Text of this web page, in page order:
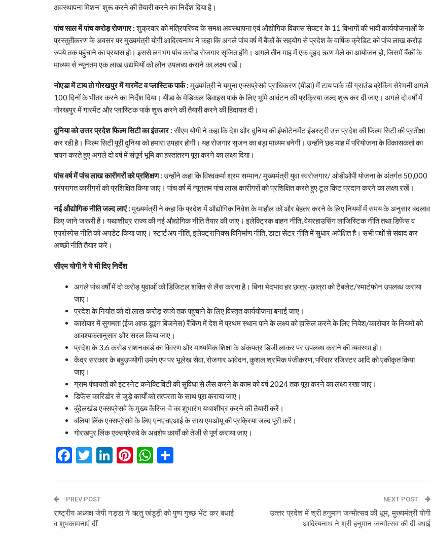
अवस्थापना मिशन’ शुरू करने की तैयारी करने का निर्देश दिया है।
पांच साल में पांच करोड़ रोजगार :शुक्रवार को मंत्रिपरिषद के समक्ष अवस्थापना एवं औद्योगिक विकास सेक्टर के 11 विभागों की भावी कार्ययोजनाओं के
प्रस्तुतीकरण के अवसर पर मुख्यमंत्री योगी आदित्यनाथ ने कहा कि अगले पांच वर्ष में बैंकों के सहयोग से प्रदेश के वार्षिक क्रेडिट को पांच लाख करोड़
रुपये तक पहुंचाने का प्रयास हो। इससे लगभग पांच करोड़ रोजगार सृजित होंगे। अगले तीन माह में एक वृहद ऋण मेले का आयोजन हो, जिसमें बैंकों के
माध्यम से न्यूनतम एक लाख उद्यमियों को लोन उपलब्ध कराने का लक्ष्य रखें।
नोएडा में टाय तो गोरखपुर में गारमेंट व प्लास्टिक पार्क :मुख्यमंत्री ने यमुना एक्सप्रेसवे प्राधिकरण (यीडा) में टाय पार्क की ग्राउंड ब्रेकिंग सेरेमनी अगले
100 दिनों के भीतर करने का निर्देश दिया। यीडा के मेडिकल डिवाइस पार्क के लिए भूमि आवंटन की प्रक्रिया जल्द शुरू कर दी जाए। अगले दो वर्षों में
गोरखपुर में गारमेंट और प्लास्टिक पार्क शुरू करने की तैयारी करने की हिदायत दी।
दुनिया को उत्तर प्रदेश फिल्म सिटी का इंतजार :सीएम योगी ने कहा कि देश और दुनिया की इंफोटेनमेंट इंडस्ट्री उत्त प्रदेश की फिल्म सिटी की प्रतीक्षा
कर रही है। फिल्म सिटी पूरी दुनिया को हमारा उपहार होगी। यह रोजगार सृजन का बड़ा माध्यम बनेगी। उन्होंने छह माह में परियोजना के विकासकर्ता का
चयन करते हुए अगले दो वर्ष में संपूर्ण भूमि का हस्तांतरण पूरा करने का लक्ष्य दिया।
पांच वर्ष में पांच लाख कारीगरों को प्रशिक्षण :उन्होंने कहा कि विश्वकर्मा श्रम सम्मान/ मुख्यमंत्री युवा स्वरोजगार/ ओडीओपी योजना के अंतर्गत 50,000
परंपरागत कारीगरों को प्रशिक्षित किया जाए। पांच वर्ष में न्यूनतम पांच लाख कारीगरों को प्रशिक्षित करते हुए टूल किट प्रदान करने का लक्ष्य रखें।
नई औद्योगिक नीति जल्द लाएं :मुख्यमंत्री ने कहा कि प्रदेश में औद्योगिक निवेश के माहौल को और बेहतर करने के लिए नियमों में समय के अनुसार बदलाव
किए जाने जरूरी हैं। यथाशीघ्र राज्य की नई औद्योगिक नीति तैयार की जाए। इलेक्ट्रिक वाहन नीति, वेयरहाउसिंग लाजिस्टिक नीति तथा डिफेंस व
एयरोस्पेस नीति को अपडेट किया जाए। स्टार्टअप नीति, इलेक्ट्रानिक्स विनिर्माण नीति, डाटा सेंटर नीति में सुधार अपेक्षित है। सभी पक्षों से संवाद कर
अच्छी नीति तैयार करें।
सीएम योगी ने ये भी दिए निर्देश
अगले पांच वर्षों में दो करोड़ युवाओं को डिजिटल शक्ति से लैस करना है। बिना भेदभाव हर छात्र-छात्रा को टैबलेट/स्मार्टफोन उपलब्ध कराया
जाए।
प्रदेश के निर्यात को दो लाख करोड़ रुपये तक पहुंचाने के लिए विस्तृत कार्ययोजना बनाई जाए।
कारोबार में सुगमता (ईज आफ डूइंग बिजनेस) रैंकिंग में देश में प्रथम स्थान पाने के लक्ष्य को हासिल करने के लिए निवेश/कारोबार के नियमों को
आवश्यकतानुसार और सरल किया जाए।
प्रदेश के 3.6 करोड़ राशनकार्ड का विवरण और माध्यमिक शिक्षा के अंकपत्र डिजी लाकर पर उपलब्ध कराने की व्यवस्था हो।
केंद्र सरकार के बहुउपयोगी उमंग एप पर भूलेख सेवा, रोजगार आवेदन, कुशल श्रमिक पंजीकरण, परिवार रजिस्टर आदि को एकीकृत किया
जाए।
ग्राम पंचायतों को इंटरनेट कनेक्टिविटी की सुविधा से लैस करने के काम को वर्ष 2024 तक पूरा करने का लक्ष्य रखा जाए।
डिफेंस कारिडोर से जुड़े कार्यों को तत्परता के साथ पूरा कराया जाए।
बुंदेलखंड एक्सप्रेसवे के मुख्य कैरिज-वे का शुभारंभ यथाशीघ्र करने की तैयारी करें।
बलिया लिंक एक्सप्रेसवे के लिए एनएचएआई के साथ एमओयू की प्रक्रिया जल्द पूरी करें।
गोरखपुर लिंक एक्सप्रेसवे के अवशेष कार्यों को तेजी से पूर्ण कराया जाए।
Facebook
Twitter
LinkedIn
Pinterest
WhatsApp
PREV POST
राष्ट्रीय अध्यक्ष जेपी नड्डा ने ऋतु खंडूड़ी को पुष्प गुच्छ भेंट कर बधाई
व शुभकामनाएं दीं
NEXT POST
उत्‍तर प्रदेश में श्री हनुमान जन्‍मोत्‍सव की धूम, मुख्‍यमंत्री योगी
आद‍ित्‍यनाथ ने श्री हनुमान जन्‍मोत्‍सव की दी बधाई